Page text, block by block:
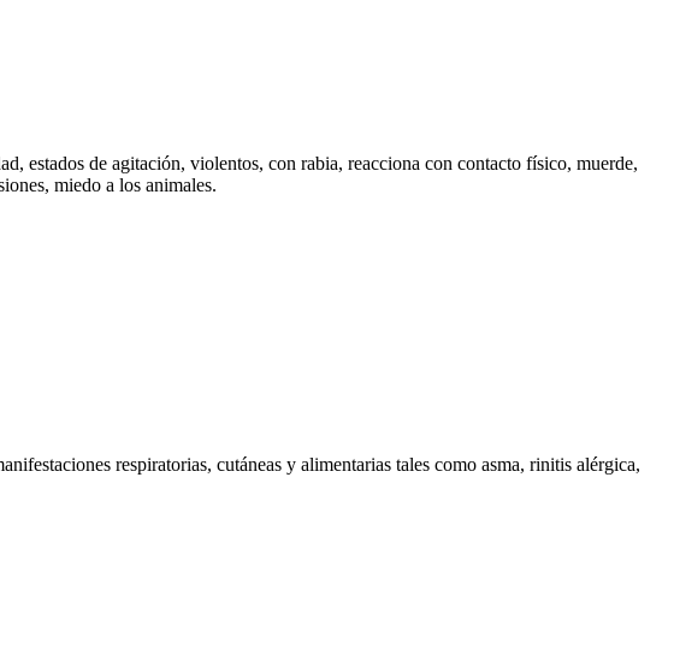
estados de agitación, violentos, con rabia, reacciona con contacto físico, muerde,
miedo a los animales.
respiratorias, cutáneas y alimentarias tales como asma, rinitis alérgica,